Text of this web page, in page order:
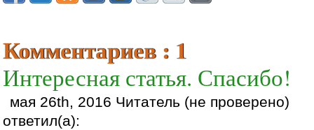
Комментариев : 1
Интересная статья. Спасибо!
мая 26th, 2016 Читатель (не проверено)
ответил(а):